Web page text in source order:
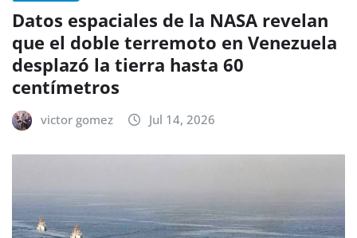
Datos espaciales de la NASA revelan
que el doble terremoto en Venezuela
desplazó la tierra hasta 60
centímetros
victor gomez Jul 14, 2026